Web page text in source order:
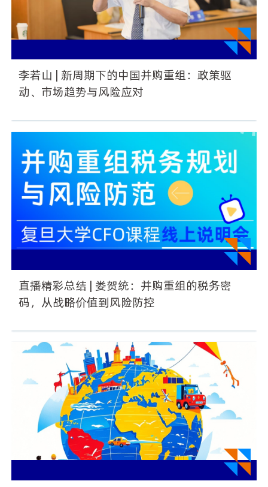
李若山 | 新周期下的中国并购重组：政策驱
动、市场趋势与风险应对
直播精彩总结 | 娄贺统：并购重组的税务密
码，从战略价值到风险防控